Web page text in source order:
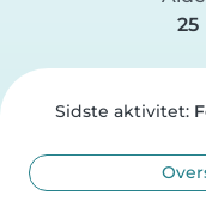
25
Sidste aktivitet: